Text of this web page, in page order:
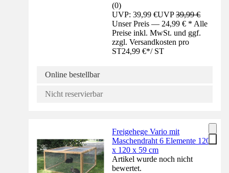
(0)
UVP: 39,99 €UVP39,99 €
Unser Preis — 24,99 € * Alle
Preise inkl. MwSt. und ggf.
zzgl. Versandkosten pro
ST24,99 €*/ ST
Online bestellbar
Nicht reservierbar
Freigehege Vario mit
Maschendraht 6 Elemente 120
x 120 x 59 cm
Artikel wurde noch nicht
bewertet.